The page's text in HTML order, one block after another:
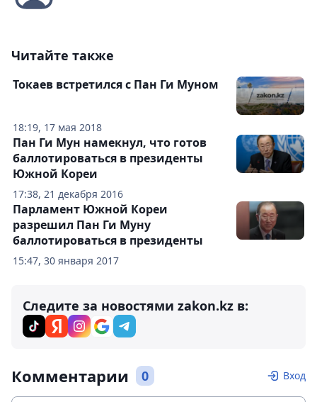
Читайте также
18:19, 17 мая 2018
Токаев встретился с Пан Ги Муном
17:38, 21 декабря 2016
Пан Ги Мун намекнул, что готов
баллотироваться в президенты
Южной Кореи
15:47, 30 января 2017
Парламент Южной Кореи
разрешил Пан Ги Муну
баллотироваться в президенты
Следите за новостями zakon.kz в:
Комментарии 0 Вход